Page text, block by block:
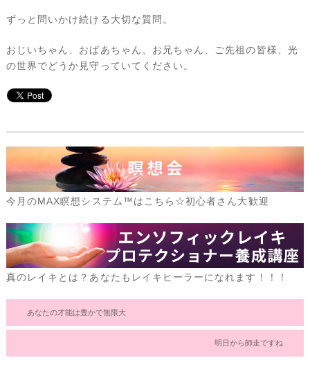
ずっと問いかけ続ける大切な質問。
おじいちゃん、おばあちゃん、お兄ちゃん、ご先祖の皆様、光
の世界でどうか見守っていてください。
今月のMAX瞑想システム™はこちら☆初心者さん大歓迎
真のレイキとは？あなたもレイキヒーラーになれます！！！
あなたの才能は豊かで無限大
明日から師走ですね